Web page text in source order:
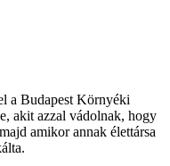
a Budapest Környéki
akit azzal vádolnak, hogy
amikor annak élettársa